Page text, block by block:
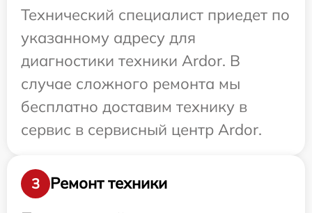
Технический специалист приедет по
указанному адресу для
диагностики техники Ardor. В
случае сложного ремонта мы
бесплатно доставим технику в
сервис в сервисный центр Ardor.
3
Ремонт техники